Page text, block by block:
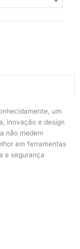
um
inovação e design
não medem
em ferramentas
e segurança